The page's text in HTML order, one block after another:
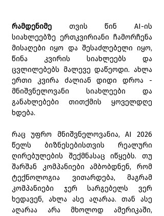
რამდენიმე თვის წინ AI-ის
სიახლეებზე ერთკვირიანი ჩამორჩენა
მისაღები იყო და შესაძლებელი იყო,
წინა კვირის სიახლეებს და
ცვლილებებს მალევე დაწეოდი. ახლა
ერთი კვირა ძალიან დიდი დროა -
მნიშვნელოვანი სიახლეები და
განახლებები თითქმის ყოველდღე
ხდება.
რაც უფრო მნიშვნელოვანია, AI 2026
წელს ბიზნესებისთვის რეალური
ღირებულების შექმნასაც იწყებს. თუ
შარშან კომპანიები ამბობდნენ, რომ
ტექნოლოგია ვითარდება, მაგრამ
კომპანიები ჯერ სარგებელს ვერ
ხედავენ, ახლა ასე აღარაა. თან ასე
აღარაა არა მხოლოდ ამერიკაში,